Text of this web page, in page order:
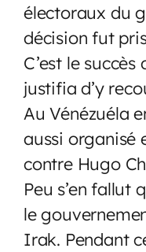
électoraux du
décision fut
C’est le
justifia d’y
Au Vénézuéla
aussi organisé
contre Hugo
Peu s’en fallut
le
Irak. Pendant